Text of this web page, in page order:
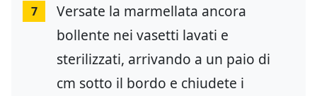
7
Versate la marmellata ancora
bollente nei vasetti lavati e
sterilizzati, arrivando a un paio di
cm sotto il bordo e chiudete i